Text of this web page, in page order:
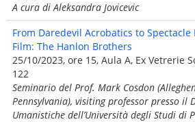
A cura di Aleksandra Jovicevic
From Daredevil Acrobatics to
Film: The Hanlon Brothers
25/10/2023, ore 15, Aula A, Ex Vetrerie
122
Seminario del Prof. Mark Cosdon
Pennsylvania), visiting professor presso il
Umanistiche dell’Università degli Studi di